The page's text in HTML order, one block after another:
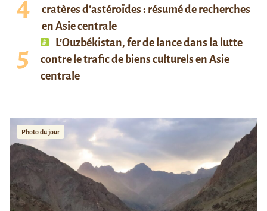
cratères d’astéroïdes : résumé de recherches
en Asie centrale
L’Ouzbékistan, fer de lance dans la lutte
contre le trafic de biens culturels en Asie
centrale
Photo du jour